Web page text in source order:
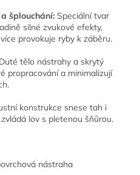
šplouchání: Speciální tvar
silné zvukové efekty,
provokuje ryby k záběru.
Duté tělo nástrahy a skrytý
propracování a minimalizují
konstrukce snese tah i
lov s pletenou šňůrou.
nástraha